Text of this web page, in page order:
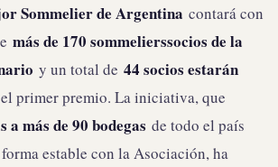
Sommelier de Argentina contará con
más de 170 sommelierssocios de la
y un total de 44 socios estarán
primer premio. La iniciativa, que
a más de 90 bodegas de todo el país
estable con la Asociación, ha